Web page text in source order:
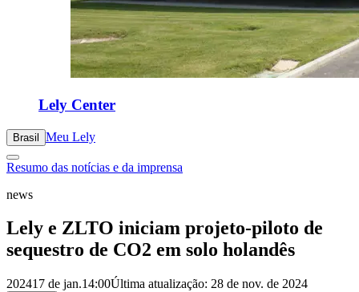
Lely Center
Brasil Meu Lely
Resumo das notícias e da imprensa
news
Lely e ZLTO iniciam projeto-piloto de
sequestro de CO2 em solo holandês
202417 de jan.14:00Última atualização: 28 de nov. de 2024